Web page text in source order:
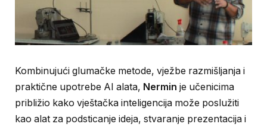
Kombinujući glumačke metode, vježbe razmišljanja i
praktične upotrebe AI alata, Nermin je učenicima
približio kako vještačka inteligencija može poslužiti
kao alat za podsticanje ideja, stvaranje prezentacija i